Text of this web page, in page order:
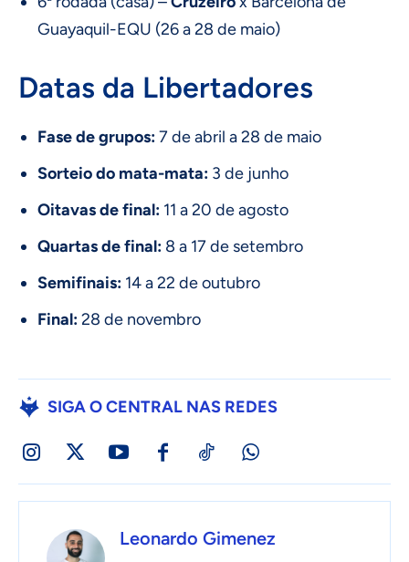
Guayaquil-EQU (26 a 28 de maio)
Datas da Libertadores
Fase de grupos:7 de abril a 28 de maio
Sorteio do mata-mata: 3 de junho
Oitavas de final: 11 a 20 de agosto
Quartas de final: 8 a 17 de setembro
Semifinais: 14 a 22 de outubro
Final:28 de novembro
SIGA O CENTRAL NAS REDES
Leonardo Gimenez